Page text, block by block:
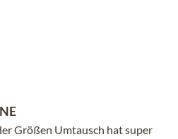
Größen Umtausch hat super